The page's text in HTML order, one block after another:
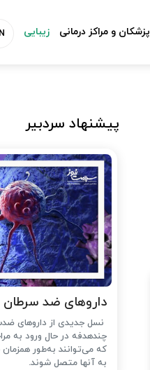
پزشکان و مراکز درمانی زیبایی
پیشنهاد سردبیر
داروهای ضد سرطان
نسل جدیدی از داروهای
چندهدفه در حال ورود به
که می‌توانند به‌طور
به آنها متصل شوند.